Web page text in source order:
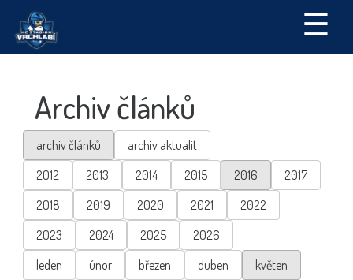
☰
Archiv článků
archiv článků
archiv aktualit
2012
2013 2014 2015 2016
2017
2018
2019 2020 2021
2022
2023
2024 2025
2026
leden
únor březen duben
květen